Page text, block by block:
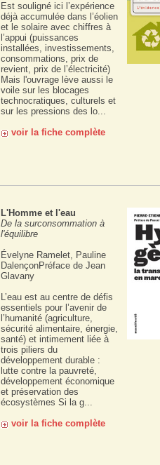
Est souligné ici l’expérience
déjà accumulée dans l’éolien
et le solaire avec chiffres à
l’appui (puissances
installées, investissements,
consommations, prix de
revient, prix de l’électricité)
Mais l'ouvrage lève aussi le
voile sur les blocages
technocratiques, culturels et
sur les pressions des lo...
voir la fiche complète
L'Homme et l'eau
De la surconsommation à
l'équilibre
Évelyne Ramelet, Pauline
DalençonPréface de Jean
Glavany
L’eau est au centre de défis
essentiels pour l’avenir de
l’humanité (agriculture,
sécurité alimentaire, énergie,
santé) et intimement liée à
trois piliers du
développement durable :
lutte contre la pauvreté,
développement économique
et préservation des
écosystèmes Si la g...
voir la fiche complète